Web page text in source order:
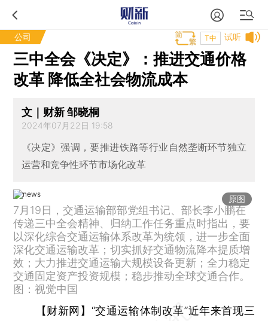
公司 试听
T中
三中全会《决定》：推进交通价格
改革 降低全社会物流成本
文｜财新 邹晓桐
2024年07月22日 19:58
《决定》强调，要推进铁路等行业自然垄断环节独立
运营和竞争性环节市场化改革
原图
7月19日，交通运输部部党组书记、部长李小鹏在
传递三中全会精神、归纳工作任务重点时指出，要
以深化综合交通运输体系改革为统领，进一步全面
深化交通运输改革；切实抓好交通物流降本提质增
效；大力推进交通运输大规模设备更新；全力稳定
交通固定资产投资规模；稳步推动全球交通合作。
图：视觉中国
【财新网】 “交通运输体制改革”近年来首现三